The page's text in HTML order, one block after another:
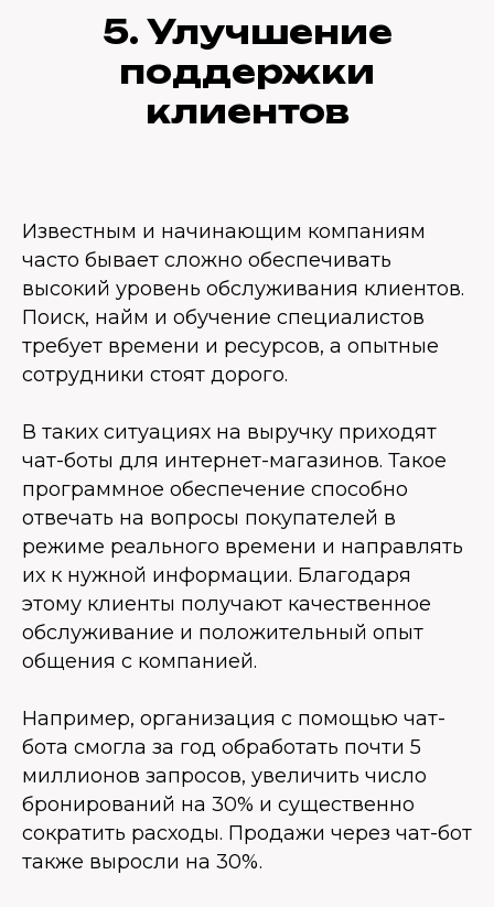
5. Улучшение
поддержки
клиентов
Известным и начинающим компаниям
часто бывает сложно обеспечивать
высокий уровень обслуживания клиентов.
Поиск, найм и обучение специалистов
требует времени и ресурсов, а опытные
сотрудники стоят дорого.
В таких ситуациях на выручку приходят
чат-боты для интернет-магазинов. Такое
программное обеспечение способно
отвечать на вопросы покупателей в
режиме реального времени и направлять
их к нужной информации. Благодаря
этому клиенты получают качественное
обслуживание и положительный опыт
общения с компанией.
Например, организация с помощью чат-
бота смогла за год обработать почти 5
миллионов запросов, увеличить число
бронирований на 30% и существенно
сократить расходы. Продажи через чат-бот
также выросли на 30%.